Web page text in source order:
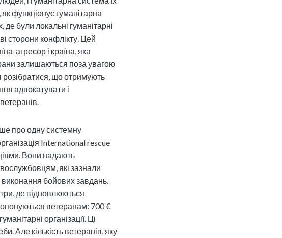
функціонує гуманітарна
де були локальні гуманітарні
сторони конфлікту. Цей
агресор і країна, яка
залишаються поза увагою
розібратися, що отримують
адвокатувати і
про одну системну
International rescue
Вони надають
які зазнали
бойових завдань.
де відновлюються
ветеранам: 700 €
організації. Ці
Але кількість ветеранів, яку